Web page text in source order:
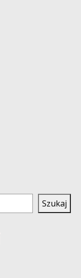
Szukaj